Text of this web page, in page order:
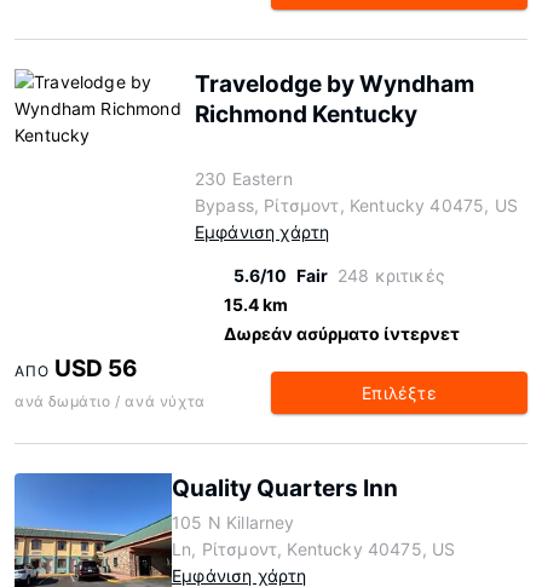
Travelodge by Wyndham
Richmond Kentucky
230 Eastern
Bypass, Ρίτσμοντ, Kentucky 40475, US
Εμφάνιση χάρτη
5.6/10 Fair 248 κριτικές
15.4 km
Δωρεάν ασύρματο ίντερνετ
ΑΠΌ USD 56
ανά δωμάτιο / ανά νύχτα Επιλέξτε
Quality Quarters Inn
105 N Killarney
Ln, Ρίτσμοντ, Kentucky 40475, US
Εμφάνιση χάρτη